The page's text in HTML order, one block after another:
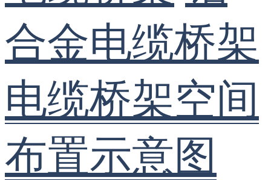
合金电缆桥架
电缆桥架空间
布置示意图